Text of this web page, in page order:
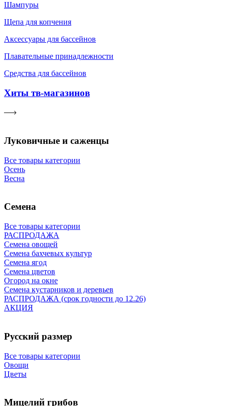
Шампуры
Щепа для копчения
Аксессуары для бассейнов
Плавательные принадлежности
Средства для бассейнов
Хиты тв-магазинов
Луковичные и саженцы
Все товары категории
Осень
Весна
Семена
Все товары категории
РАСПРОДАЖА
Семена овощей
Семена бахчевых культур
Семена ягод
Семена цветов
Огород на окне
Семена кустарников и деревьев
РАСПРОДАЖА (срок годности до 12.26)
АКЦИЯ
Русский размер
Все товары категории
Овощи
Цветы
Мицелий грибов